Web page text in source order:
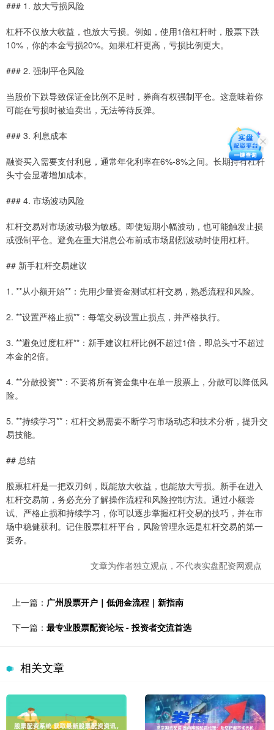
### 1. 放大亏损风险
杠杆不仅放大收益，也放大亏损。例如，使用1倍杠杆时，股票下跌
10%，你的本金亏损20%。如果杠杆更高，亏损比例更大。
### 2. 强制平仓风险
当股价下跌导致保证金比例不足时，券商有权强制平仓。这意味着你
可能在亏损时被迫卖出，无法等待反弹。
### 3. 利息成本
融资买入需要支付利息，通常年化利率在6%-8%之间。长期持有杠杆
头寸会显著增加成本。
### 4. 市场波动风险
杠杆交易对市场波动极为敏感。即使短期小幅波动，也可能触发止损
或强制平仓。避免在重大消息公布前或市场剧烈波动时使用杠杆。
## 新手杠杆交易建议
1. **从小额开始**：先用少量资金测试杠杆交易，熟悉流程和风险。
2. **设置严格止损**：每笔交易设置止损点，并严格执行。
3. **避免过度杠杆**：新手建议杠杆比例不超过1倍，即总头寸不超过
本金的2倍。
4. **分散投资**：不要将所有资金集中在单一股票上，分散可以降低风
险。
5. **持续学习**：杠杆交易需要不断学习市场动态和技术分析，提升交
易技能。
## 总结
股票杠杆是一把双刃剑，既能放大收益，也能放大亏损。新手在进入
杠杆交易前，务必充分了解操作流程和风险控制方法。通过小额尝
试、严格止损和持续学习，你可以逐步掌握杠杆交易的技巧，并在市
场中稳健获利。记住股票杠杆平台，风险管理永远是杠杆交易的第一
要务。
文章为作者独立观点，不代表实盘配资网观点
上一篇： 广州股票开户｜低佣金流程｜新指南
下一篇： 最专业股票配资论坛 - 投资者交流首选
相关文章